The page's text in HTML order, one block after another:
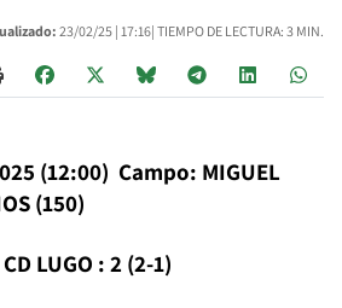
23/02/25 | 17:16| TIEMPO DE LECTURA: 3 MIN.
(12:00) Campo: MIGUEL
(150)
LUGO : 2 (2-1)